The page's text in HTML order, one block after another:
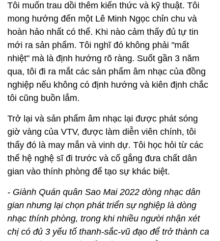
Tôi muốn trau dồi thêm kiến thức và kỹ thuật. Tôi
mong hướng đến một Lê Minh Ngọc chỉn chu và
hoàn hảo nhất có thể. Khi nào cảm thấy đủ tự tin
mới ra sản phẩm. Tôi nghĩ đó không phải "mất
nhiệt" mà là định hướng rõ ràng. Suốt gần 3 năm
qua, tôi đi ra mắt các sản phẩm âm nhạc của đồng
nghiệp nếu không có định hướng và kiên định chắc
tôi cũng buồn lắm.
Trở lại và sản phẩm âm nhạc lại được phát sóng
giờ vàng của VTV, được làm diễn viên chính, tôi
thấy đó là may mắn và vinh dự. Tôi học hỏi từ các
thế hệ nghệ sĩ đi trước và cố gắng đưa chất dân
gian vào thính phòng để tạo sự khác biệt.
- Giành Quán quân Sao Mai 2022 dòng nhạc dân
gian nhưng lại chọn phát triển sự nghiệp là dòng
nhạc thính phòng, trong khi nhiều người nhận xét
chị có đủ 3 yếu tố thanh-sắc-vũ đạo để trở thành ca